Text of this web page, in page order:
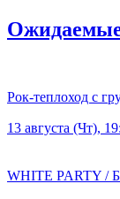
Рок-теплоход с
13 августа (Чт),
WHITE PARTY